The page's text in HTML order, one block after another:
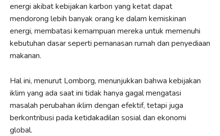
energi akibat kebijakan karbon yang ketat dapat
mendorong lebih banyak orang ke dalam kemiskinan
energi, membatasi kemampuan mereka untuk memenuhi
kebutuhan dasar seperti pemanasan rumah dan penyediaan
makanan.
Hal ini, menurut Lomborg, menunjukkan bahwa kebijakan
iklim yang ada saat ini tidak hanya gagal mengatasi
masalah perubahan iklim dengan efektif, tetapi juga
berkontribusi pada ketidakadilan sosial dan ekonomi
global.